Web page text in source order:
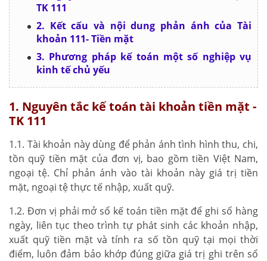
TK 111
2. Kết cấu và nội dung phản ánh của Tài
khoản 111- Tiền mặt
3. Phương pháp kế toán một số nghiệp vụ
kinh tế chủ yếu
1. Nguyên tắc kế toán tài khoản tiền mặt -
TK 111
1.1. Tài khoản này dùng để phản ánh tình hình thu, chi,
tồn quỹ tiền mặt của đơn vị, bao gồm tiền Việt Nam,
ngoại tệ. Chỉ phản ánh vào tài khoản này giá trị tiền
mặt, ngoại tệ thực tế nhập, xuất quỹ.
1.2. Đơn vị phải mở sổ kế toán tiền mặt để ghi sổ hàng
ngày, liên tục theo trình tự phát sinh các khoản nhập,
xuất quỹ tiền mặt và tính ra số tồn quỹ tại mọi thời
điểm, luôn đảm bảo khớp đúng giữa giá trị ghi trên sổ